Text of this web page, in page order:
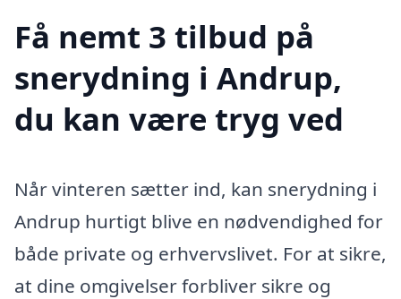
Få nemt 3 tilbud på
snerydning i Andrup,
du kan være tryg ved
Når vinteren sætter ind, kan snerydning i
Andrup hurtigt blive en nødvendighed for
både private og erhvervslivet. For at sikre,
at dine omgivelser forbliver sikre og